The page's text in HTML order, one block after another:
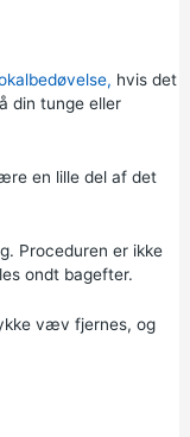
hvis det
din tunge eller
en lille del af det
Proceduren er ikke
ondt bagefter.
væv fjernes, og